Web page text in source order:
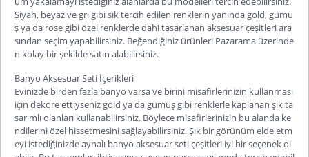
Siyah, beyaz ve gri gibi sık tercih edilen renklerin yanında gold, gümü
ş ya da rose gibi özel renklerde dahi tasarlanan aksesuar çeşitleri ara
sından seçim yapabilirsiniz. Beğendiğiniz ürünleri Pazarama üzerinde
n kolay bir şekilde satın alabilirsiniz.
Banyo Aksesuar Seti İçerikleri
Evinizde birden fazla banyo varsa ve birini misafirlerinizin kullanması
için dekore ettiyseniz gold ya da gümüş gibi renklerle kaplanan şık ta
sarımlı olanları kullanabilirsiniz. Böylece misafirlerinizin bu alanda ke
ndilerini özel hissetmesini sağlayabilirsiniz. Şık bir görünüm elde etm
eyi istediğinizdeaynalı banyo aksesuar setiçeşitleri iyi bir seçenek ol